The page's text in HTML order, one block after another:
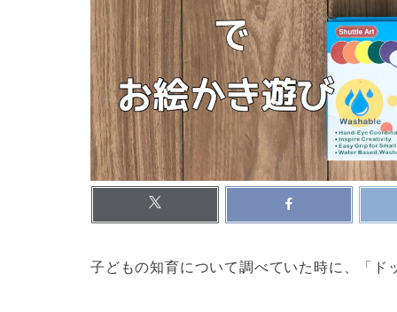
子どもの知育について調べていた時に、「ド